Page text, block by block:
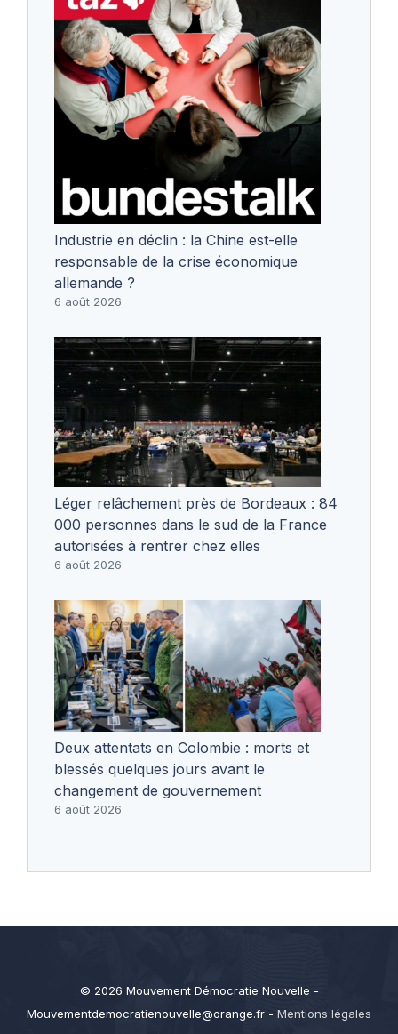
Industrie en déclin : la Chine est-elle
responsable de la crise économique
allemande ?
6 août 2026
Léger relâchement près de Bordeaux : 84
000 personnes dans le sud de la France
autorisées à rentrer chez elles
6 août 2026
Deux attentats en Colombie : morts et
blessés quelques jours avant le
changement de gouvernement
6 août 2026
© 2026 Mouvement Démocratie Nouvelle -
Mouvementdemocratienouvelle@orange.fr - Mentions légales